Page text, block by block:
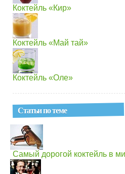
Коктейль «Кир»
Коктейль «Май тай»
Коктейль «Оле»
Статьи по теме
Самый дорогой коктейль в